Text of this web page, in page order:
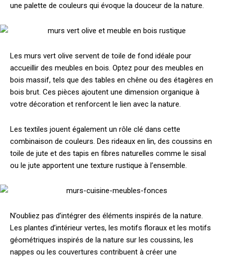
une palette de couleurs qui évoque la douceur de la nature.
Les murs vert olive servent de toile de fond idéale pour
accueillir des meubles en bois. Optez pour des meubles en
bois massif, tels que des tables en chêne ou des étagères en
bois brut. Ces pièces ajoutent une dimension organique à
votre décoration et renforcent le lien avec la nature.
Les textiles jouent également un rôle clé dans cette
combinaison de couleurs. Des rideaux en lin, des coussins en
toile de jute et des tapis en fibres naturelles comme le sisal
ou le jute apportent une texture rustique à l’ensemble.
N’oubliez pas d’intégrer des éléments inspirés de la nature.
Les plantes d’intérieur vertes, les motifs floraux et les motifs
géométriques inspirés de la nature sur les coussins, les
nappes ou les couvertures contribuent à créer une